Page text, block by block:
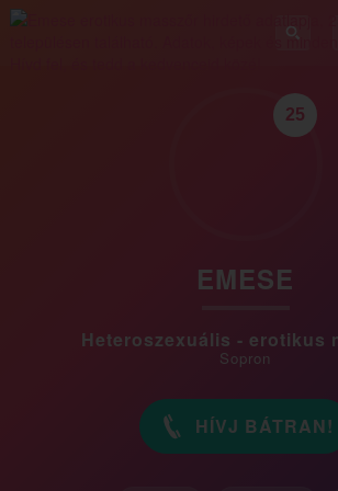
25
EMESE
Heteroszexuális - erotikus
Sopron
HÍVJ BÁTRAN!